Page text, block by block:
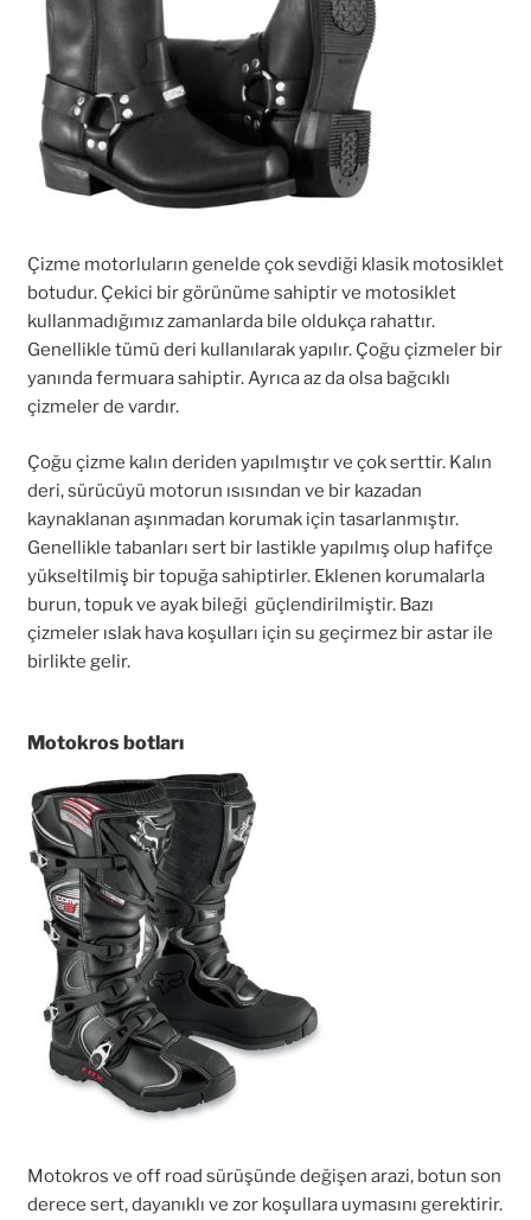
Çizme motorluların genelde çok sevdiği klasik motosiklet
botudur. Çekici bir görünüme sahiptir ve motosiklet
kullanmadığımız zamanlarda bile oldukça rahattır.
Genellikle tümü deri kullanılarak yapılır. Çoğu çizmeler bir
yanında fermuara sahiptir. Ayrıca az da olsa bağcıklı
çizmeler de vardır.
Çoğu çizme kalın deriden yapılmıştır ve çok serttir. Kalın
deri, sürücüyü motorun ısısından ve bir kazadan
kaynaklanan aşınmadan korumak için tasarlanmıştır.
Genellikle tabanları sert bir lastikle yapılmış olup hafifçe
yükseltilmiş bir topuğa sahiptirler. Eklenen korumalarla
burun, topuk ve ayak bileği güçlendirilmiştir. Bazı
çizmeler ıslak hava koşulları için su geçirmez bir astar ile
birlikte gelir.
Motokros botları
Motokros ve off road sürüşünde değişen arazi, botun son
derece sert, dayanıklı ve zor koşullara uymasını gerektirir.